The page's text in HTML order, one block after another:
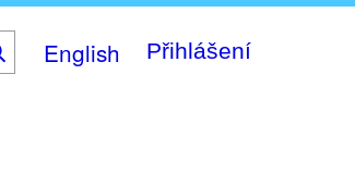
English Přihlášení